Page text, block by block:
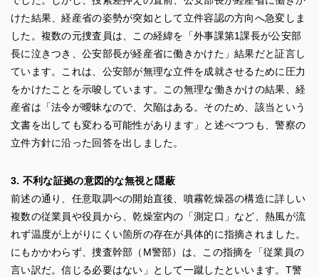
けた結果、経産省の姿勢が突如として立件容認の方向へ急変しま
した。複数の元捜査員は、この経緯を「外事課第1課長が公安部
長に泣きつき、公安部長が経産省に働きかけた」結果だと証言し
ています。これは、公安部が無理な立件を成就させるために圧力
をかけたことを示唆しています。この無理な働きかけの結果、経
産省は「法令が曖昧なので、欠陥はある。そのため、該当という
文書を出しても変わる可能性があります」と述べつつも、警察の
立件方針に沿った回答を出しました。
3. 不利な証拠の意図的な無視と隠蔽
前述の通り、任意取調べの開始直後、噴霧乾燥器の構造に詳しい
複数の従業員や役員から、乾燥室内の「測定口」など、熱風が流
れず温度が上がりにくい箇所の存在が具体的に指摘されました。
にもかかわらず、捜査幹部（M警部）は、この指摘を「従業員の
言い訳だ。信じる必要はない」として一蹴したといいます。T警